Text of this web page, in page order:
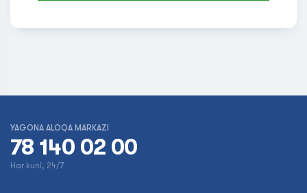
YAGONA ALOQA MARKAZI
78 140 02 00
Har kuni, 24/7